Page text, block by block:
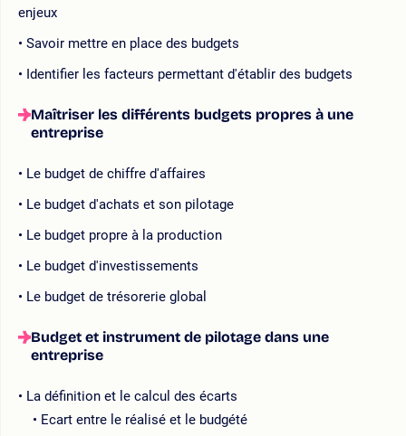
enjeux
Savoir mettre en place des budgets
Identifier les facteurs permettant d'établir des budgets
Maîtriser les différents budgets propres à une
entreprise
Le budget de chiffre d'affaires
Le budget d'achats et son pilotage
Le budget propre à la production
Le budget d'investissements
Le budget de trésorerie global
Budget et instrument de pilotage dans une
entreprise
La définition et le calcul des écarts
Ecart entre le réalisé et le budgété